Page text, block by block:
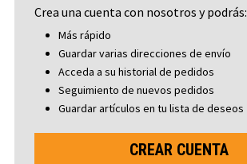
Crea una cuenta con nosotros y podrás:
Más rápido
Guardar varias direcciones de envío
Acceda a su historial de pedidos
Seguimiento de nuevos pedidos
Guardar artículos en tu lista de deseos
CREAR CUENTA